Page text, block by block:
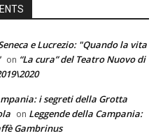
e Lucrezio: "Quando la vita
on “La cura” del Teatro Nuovo di
i segreti della Grotta
on Leggende della Campania:
Gambrinus